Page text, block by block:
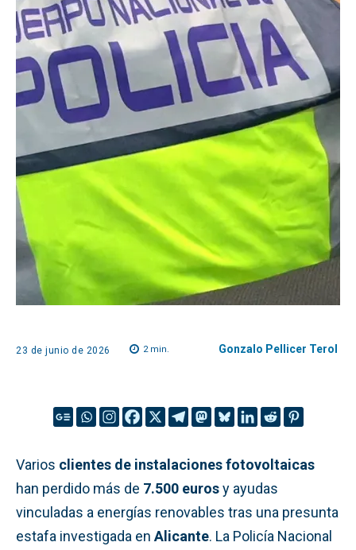
23 de junio de 2026 2min. Gonzalo Pellicer Terol
Varios clientes de instalaciones fotovoltaicas
han perdido más de 7.500 eurosy ayudas
vinculadas a energías renovables tras una presunta
estafa investigada en Alicante. La Policía Nacional